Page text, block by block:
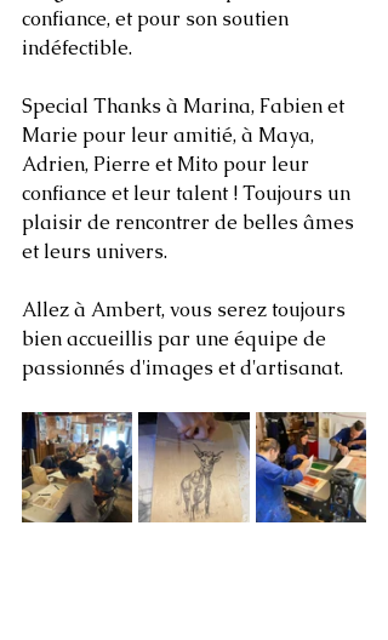
confiance, et pour son soutien
indéfectible.
Special Thanks à Marina, Fabien et
Marie pour leur amitié, à Maya,
Adrien, Pierre et Mito pour leur
confiance et leur talent ! Toujours un
plaisir de rencontrer de belles âmes
et leurs univers.
Allez à Ambert, vous serez toujours
bien accueillis par une équipe de
passionnés d'images et d'artisanat.